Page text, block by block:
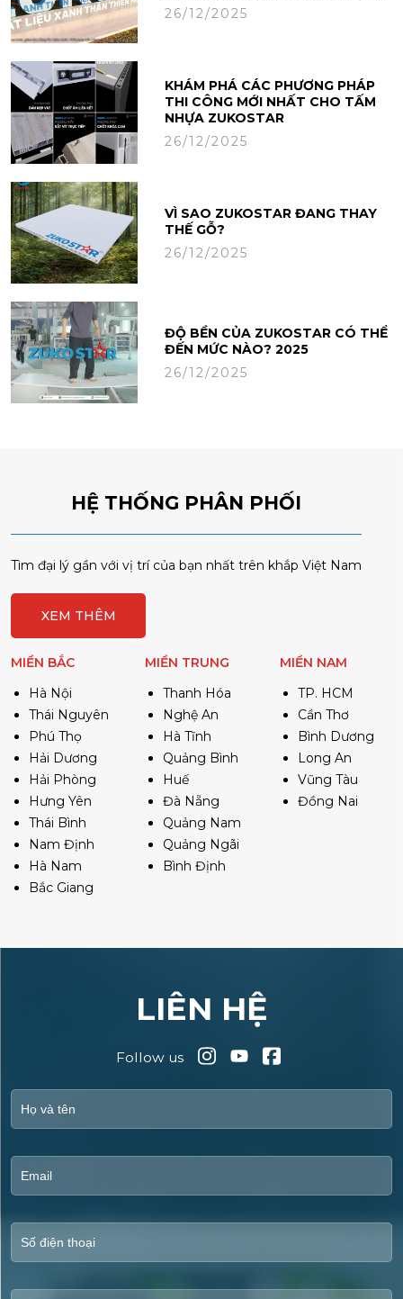
26/12/2025
KHÁM PHÁ CÁC PHƯƠNG PHÁP
THI CÔNG MỚI NHẤT CHO TẤM
NHỰA ZUKOSTAR
26/12/2025
VÌ SAO ZUKOSTAR ĐANG THAY
THẾ GỖ?
26/12/2025
ĐỘ BỀN CỦA ZUKOSTAR CÓ THỂ
ĐẾN MỨC NÀO? 2025
26/12/2025
HỆ THỐNG PHÂN PHỐI
Tìm đại lý gần với vị trí của bạn nhất trên khắp Việt Nam
XEM THÊM
MIỀN BẮC
Hà Nội
Thái Nguyên
Phú Thọ
Hải Dương
Hải Phòng
Hưng Yên
Thái Bình
Nam Định
Hà Nam
Bắc Giang
MIỀN TRUNG
Thanh Hóa
Nghệ An
Hà Tĩnh
Quảng Bình
Huế
Đà Nẵng
Quảng Nam
Quảng Ngãi
Bình Định
MIỀN NAM
TP. HCM
Cần Thơ
Bình Dương
Long An
Vũng Tàu
Đồng Nai
LIÊN HỆ
Follow us